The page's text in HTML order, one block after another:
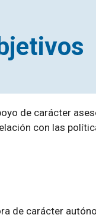
de carácter
con las
de carácter